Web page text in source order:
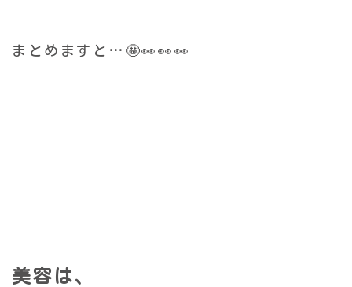
まとめますと…🤩👀👀👀
美容は、